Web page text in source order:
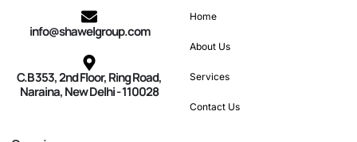
info@shawelgroup.com
C.B 353, 2nd Floor, Ring Road,
Naraina, New Delhi - 110028
Home
About Us
Services
Contact Us